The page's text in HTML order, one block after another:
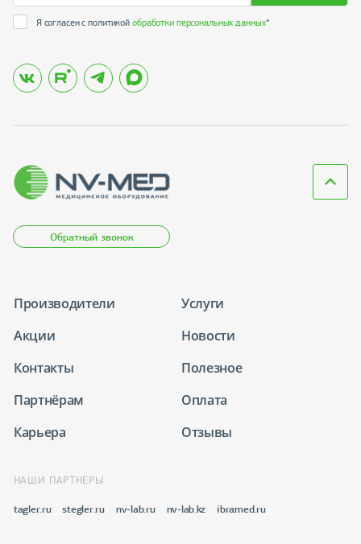
Я согласен с политикойобработки персональных данных*
Обратный звонок
Производители
Услуги
Акции
Новости
Контакты
Полезное
Партнёрам
Оплата
Карьера
Отзывы
НАШИ ПАРТНЕРЫ
tagler.ru stegler.ru nv-lab.ru nv-lab.kz ibramed.ru